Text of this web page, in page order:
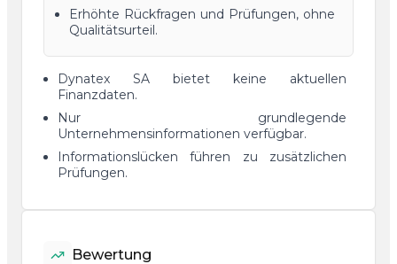
Erhöhte Rückfragen und Prüfungen, ohne
Qualitätsurteil.
Dynatex SA bietet keine aktuellen
Finanzdaten.
Nur grundlegende
Unternehmensinformationen verfügbar.
Informationslücken führen zu zusätzlichen
Prüfungen.
Bewertung